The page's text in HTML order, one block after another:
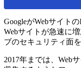
GoogleがWebサイト
Webサイトが急速に
ブのセキュリティ面
2017年までは、Web